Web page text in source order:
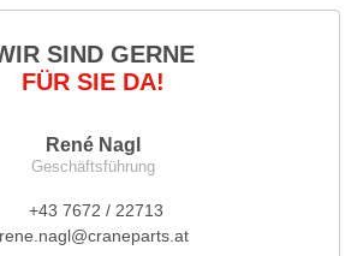
SIND GERNE
FÜR SIE DA!
René Nagl
Geschäftsführung
+43 7672 / 22713
rene.nagl@craneparts.at